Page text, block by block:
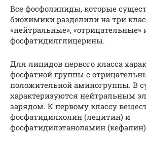
Все фосфолипиды, которые
биохимики разделили на три
«нейтральные», «отрицательные»
фосфатидилглицерины.
Для липидов первого класса
фосфатной группы с
положительной аминогруппы. В
характеризуются нейтральным
зарядом. К первому классу
фосфатидилхолин (лецитин) и
фосфатидилэтаноламин